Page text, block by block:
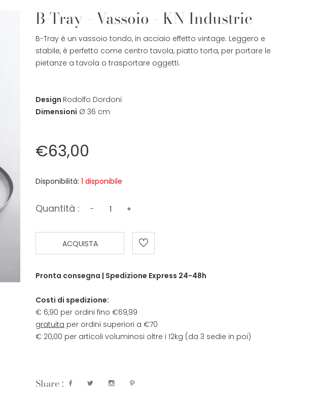
B-Tray - Vassoio - KN Industrie
B-Tray è un vassoio tondo, in acciaio effetto vintage. Leggero e
stabile, è perfetto come centro tavola, piatto torta, per portare le
pietanze a tavola o trasportare oggetti.
Design Rodolfo Dordoni
Dimensioni Ø 36 cm
€63,00
Disponibilità: 1 disponibile
Quantità : - +
ACQUISTA
Pronta consegna | Spedizione Express 24-48h
Costi di spedizione:
€ 6,90 per ordini fino €69,99
gratuita per ordini superiori a €70
€ 20,00 per articoli voluminosi oltre i 12kg (da 3 sedie in poi)
Share :